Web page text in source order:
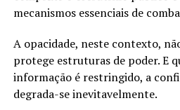
mecanismos essenciais de
A opacidade, neste contexto,
protege estruturas de poder. E
informação é restringido, a
degrada-se inevitavelmente.